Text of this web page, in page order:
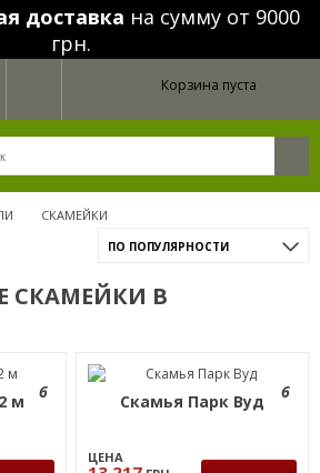
доставка на сумму от 9000
грн.
Корзина пуста
СКАМЕЙКИ
ПО ПОПУЛЯРНОСТИ
СКАМЕЙКИ В
6
м 6
Скамья Парк Вуд
ЦЕНА